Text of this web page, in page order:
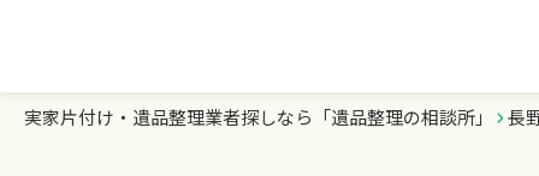
遺品整理の相談所TOP
実家片付け・遺品整理業者探しなら「遺品整理の相談所」 長